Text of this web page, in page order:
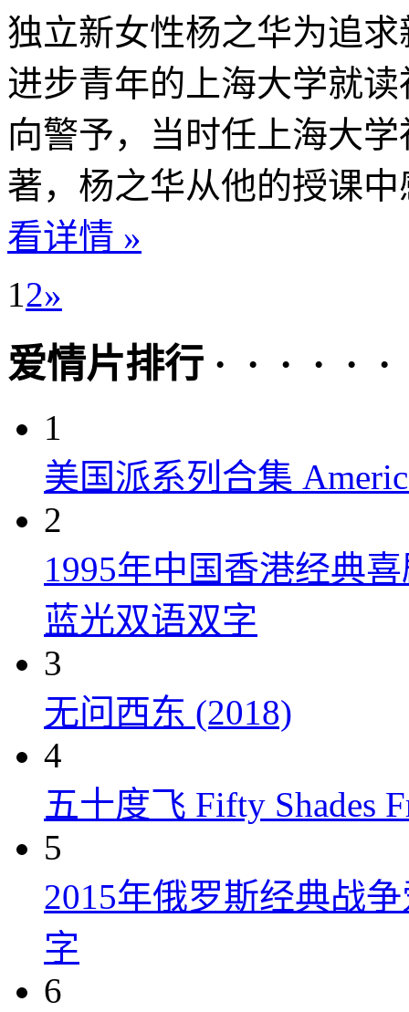
独立新女性杨之华为追
进步青年的上海大学就
向警予，当时任上海大
著，杨之华从他的授课
看详情 »
1 2»
爱情片排行 · · · · · ·
1
美国派系列合集
2
1995年中国香港经典
蓝光双语双字
3
无问西东 (2018)
4
五十度飞 Fifty Shades
5
2015年俄罗斯经典战
字
6